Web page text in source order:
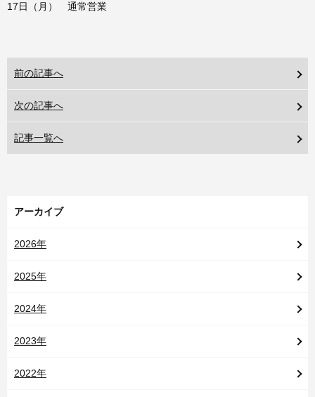
17日（月） 通常営業
前の記事へ
次の記事へ
記事一覧へ
アーカイブ
2026年
2025年
2024年
2023年
2022年